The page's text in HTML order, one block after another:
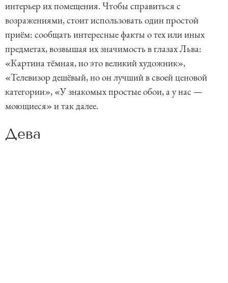
интерьер их помещения. Чтобы справиться с
возражениями, стоит использовать один простой
приём: сообщать интересные факты о тех или иных
предметах, возвышая их значимость в глазах Льва:
«Картина тёмная, но это великий художник»,
«Телевизор дешёвый, но он лучший в своей ценовой
категории», «У знакомых простые обои, а у нас —
моющиеся» и так далее.
Дева